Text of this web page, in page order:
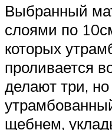
Выбранный
слоями по
которых
проливается
делают три,
щебнем,